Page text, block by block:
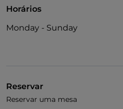
Horários
Monday - Sunday
Reservar
Reservar uma mesa